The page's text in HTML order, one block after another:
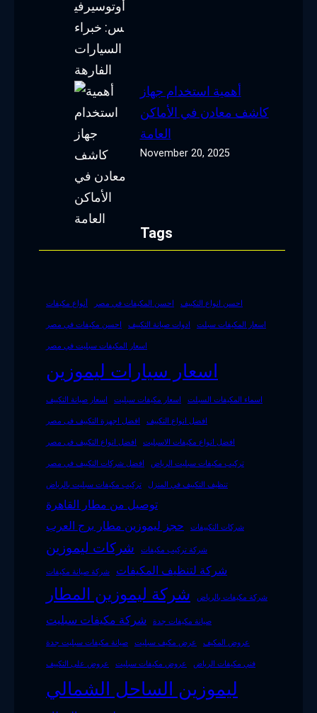
أهمية استخدام جهاز
كاشف معادن في الأماكن
العامة
November 20, 2025
Tags
أنواع مكيفات احسن المكيفات في مصر احسن انواع التكييف
احسن مكيفات في مصر ادوات صيانة التكييف اسعار المكيفات سبلت
اسعار المكيفات سبليت في مصر
اسعار سيارات ليموزين
اسعار صيانة التكييف اسعار مكيفات سبليت اسماء المكيفات السبلت
افضل اجهزة التكييف فى مصر افضل انواع التكييف
افضل انواع التكييف فى مصر افضل انواع مكيفات الاسبليت
افضل شركات التكييف في مصر تركيب مكيفات سبليت الرياض
تركيب مكيفات سبليت بالرياض تنظيف التكييف في المنزل
توصيل من مطار القاهرة
حجز ليموزين مطار برج العرب
شركات التكييفات
شركات ليموزين شركة تركيب مكيفات
شركة صيانة مكيفات شركة لتنظيف المكيفات
شركة ليموزين المطار شركة مكيفات بالرياض
شركة مكيفات سبليت صيانة مكيفات جدة
صيانة مكيفات سبليت جدة عرض مكيف سبليت عروض المكيف
عروض على التكييف عروض مكيفات سبليت فني مكيفات الرياض
ليموزين الساحل الشمالي